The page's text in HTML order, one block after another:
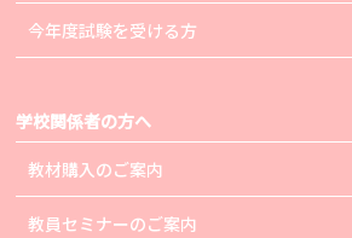
今年度試験を受ける方
学校関係者の方へ
教材購入のご案内
教員セミナーのご案内